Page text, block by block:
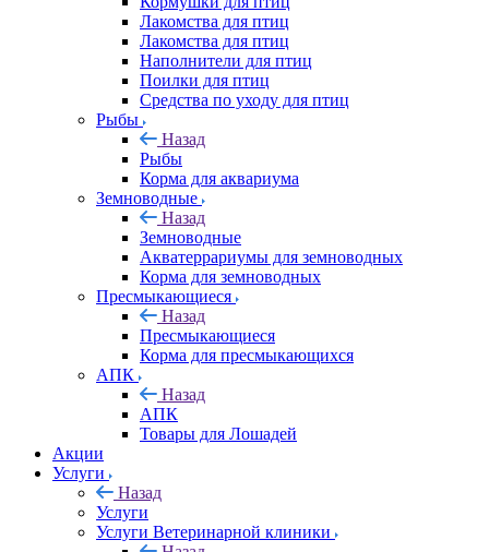
Лакомства для птиц
Лакомства для птиц
Наполнители для птиц
Поилки для птиц
Средства по уходу для птиц
Рыбы
Назад
Рыбы
Корма для аквариума
Земноводные
Назад
Земноводные
Акватеррариумы для земноводных
Корма для земноводных
Пресмыкающиеся
Назад
Пресмыкающиеся
Корма для пресмыкающихся
АПК
Назад
АПК
Товары для Лошадей
Акции
Услуги
Назад
Услуги
Услуги Ветеринарной клиники